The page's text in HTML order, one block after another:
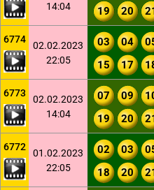
14:04
19
20
6774
02.02.2023
22:05
03 04
15
17
6773
02.02.2023
14:04
07 09
19
20
6772
01.02.2023
22:05
02 03
18
20